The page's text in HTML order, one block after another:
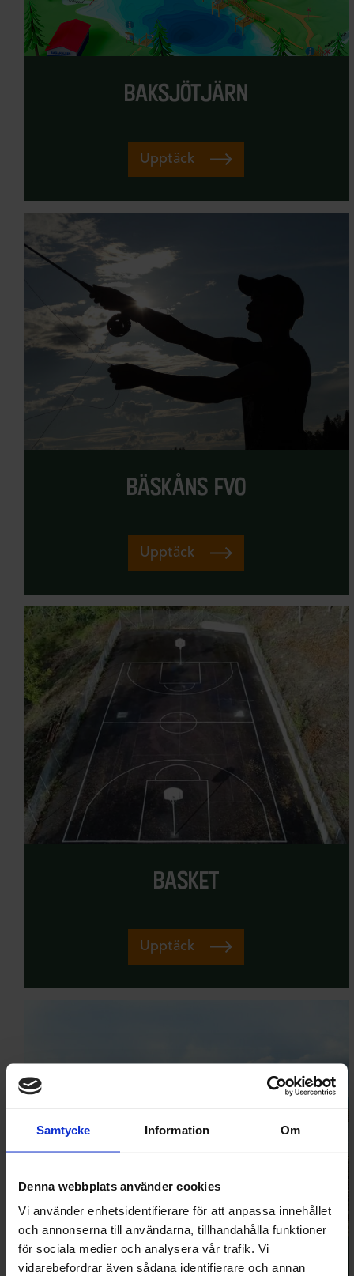
Samtycke Information Om
Denna webbplats använder cookies
Vi använder enhetsidentifierare för att anpassa innehållet
och annonserna till användarna, tillhandahålla funktioner
för sociala medier och analysera vår trafik. Vi
vidarebefordrar även sådana identifierare och annan
baksjötjärn
Upptäck
bäskåns fvo
Upptäck
basket
Upptäck